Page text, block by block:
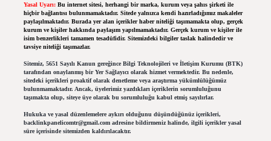
Yasal Uyarı: Bu internet sitesi, herhangi bir marka, kurum veya şahıs şirketi ile
hiçbir bağlantısı bulunmamaktadır. Sitede yalnızca kendi hazırladığımız makaleler
paylaşılmaktadır. Burada yer alan içerikler haber niteliği taşımamakta olup, gerçek
kurum ve kişiler hakkında paylaşım yapılmamaktadır. Gerçek kurum ve kişiler ile
isim benzerlikleri tamamen tesadüfidir. Sitemizdeki bilgiler taslak halindedir ve
tavsiye niteliği taşımazlar.
Sitemiz, 5651 Sayılı Kanun gereğince Bilgi Teknolojileri ve İletişim Kurumu (BTK)
tarafından onaylanmış bir Yer Sağlayıcı olarak hizmet vermektedir. Bu nedenle,
sitedeki içerikleri proaktif olarak denetleme veya araştırma yükümlülüğümüz
bulunmamaktadır. Ancak, üyelerimiz yazdıkları içeriklerin sorumluluğunu
taşımakta olup, siteye üye olarak bu sorumluluğu kabul etmiş sayılırlar.
Hukuka ve yasal düzenlemelere aykırı olduğunu düşündüğünüz içerikleri,
backlinkpanelicomtr@gmail.comadresine bildirmeniz halinde, ilgili içerikler yasal
süre içerisinde sitemizden kaldırılacaktır.